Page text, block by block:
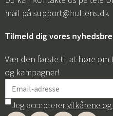
mail på support@hultens.dk
Tilmeld dig vores
Vær den første til at høre
og kampagner!
Jeg accepterervilkårene